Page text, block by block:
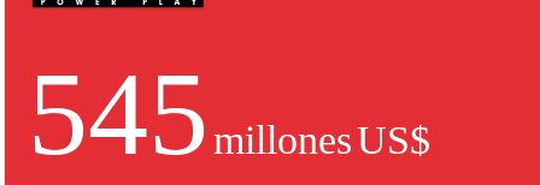
545 millonesUS$